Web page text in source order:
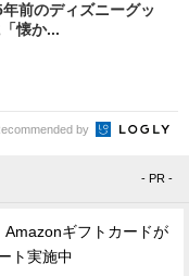
前のディズニーグッ
懐か...
by
- PR -
Amazonギフトカードが
ト実施中